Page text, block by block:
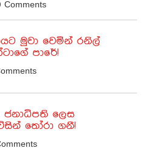
Comments
මුවා වෙමින් රනිල්
පාරේ!
ජනාධිපති ලෙස
තෝරා ගනී!